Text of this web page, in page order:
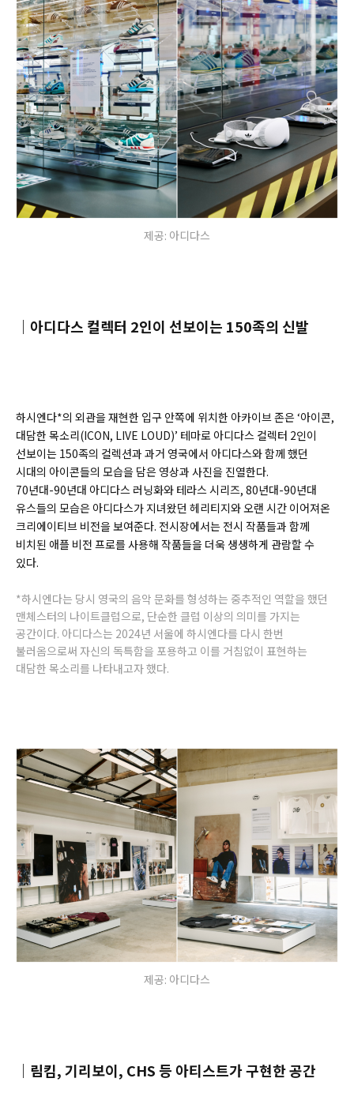
제공: 아디다스
｜ 아디다스 컬렉터 2인이 선보이는 150족의 신발
하시엔다*의 외관을 재현한 입구 안쪽에 위치한 아카이브 존은 ‘아이콘,
대담한 목소리(ICON, LIVE LOUD)’ 테마로 아디다스 컬렉터 2인이
선보이는 150족의 컬렉션과 과거 영국에서 아디다스와 함께 했던
시대의 아이콘들의 모습을 담은 영상과 사진을 진열한다.
70년대-90년대 아디다스 러닝화와 테라스 시리즈, 80년대-90년대
유스들의 모습은 아디다스가 지녀왔던 헤리티지와 오랜 시간 이어져온
크리에이티브 비전을 보여준다. 전시장에서는 전시 작품들과 함께
비치된 애플 비전 프로를 사용해 작품들을 더욱 생생하게 관람할 수
있다.
*하시엔다는 당시 영국의 음악 문화를 형성하는 중추적인 역할을 했던
맨체스터의 나이트클럽으로, 단순한 클럽 이상의 의미를 가지는
공간이다. 아디다스는 2024년 서울에 하시엔다를 다시 한번
불러옴으로써 자신의 독특함을 포용하고 이를 거침없이 표현하는
대담한 목소리를 나타내고자 했다.
제공: 아디다스
｜ 림킴, 기리보이, CHS 등 아티스트가 구현한 공간